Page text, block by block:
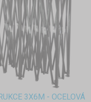
3X6M - OCELOVÁ